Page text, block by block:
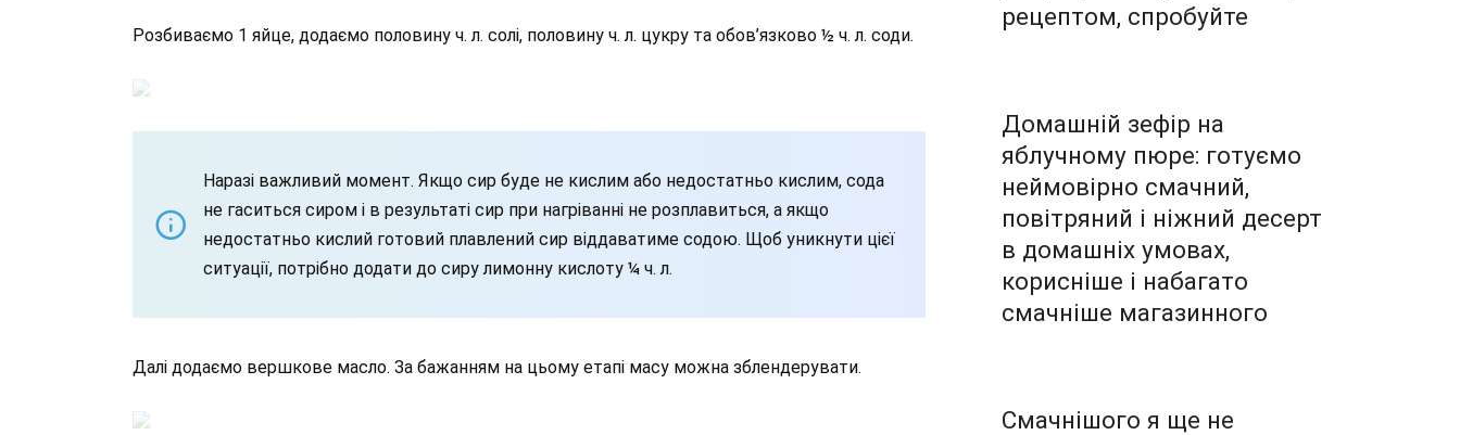
Розбиваємо 1 яйце, додаємо половину ч. л. солі, половину ч. л. цукру та обов’язково ½ ч. л. соди.
Наразі важливий момент. Якщо сир буде не кислим або недостатньо кислим, сода
не гаситься сиром і в результаті сир при нагріванні не розплавиться, а якщо
недостатньо кислий готовий плавлений сир віддаватиме содою. Щоб уникнути цієї
ситуації, потрібно додати до сиру лимонну кислоту ¼ ч. л.
Далі додаємо вершкове масло. За бажанням на цьому етапі масу можна зблендерувати.
рецептом, спробуйте
Домашній зефір на
яблучному пюре: готуємо
неймовірно смачний,
повітряний і ніжний десерт
в домашніх умовах,
корисніше і набагато
смачніше магазинного
Смачнішого я ще не